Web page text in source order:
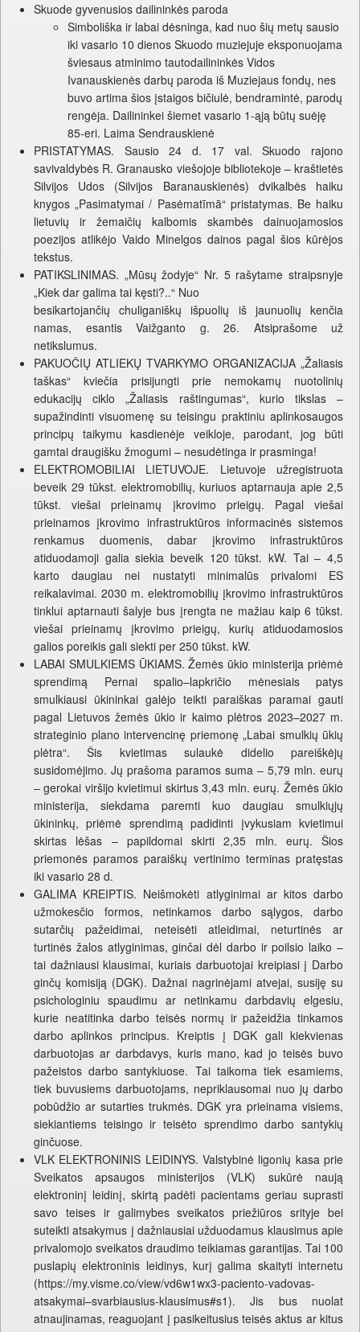
Skuode gyvenusios dailininkės paroda
Simboliška ir labai dėsninga, kad nuo šių metų sausio
iki vasario 10 dienos Skuodo muziejuje eksponuojama
šviesaus atminimo tautodailininkės Vidos
Ivanauskienės darbų paroda iš Muziejaus fondų, nes
buvo artima šios įstaigos bičiulė, bendramintė, parodų
rengėja. Dailininkei šiemet vasario 1-ąją būtų suėję
85-eri. Laima Sendrauskienė
PRISTATYMAS. Sausio 24 d. 17 val. Skuodo rajono
savivaldybės R. Granausko viešojoje bibliotekoje – kraštietės
Silvijos Udos (Silvijos Baranauskienės) dvikalbės haiku
knygos „Pasimatymai / Pasėmatīmā“ pristatymas. Be haiku
lietuvių ir žemaičių kalbomis skambės dainuojamosios
poezijos atlikėjo Vaido Minelgos dainos pagal šios kūrėjos
tekstus.
PATIKSLINIMAS. „Mūsų žodyje“ Nr. 5 rašytame straipsnyje
„Kiek dar galima tai kęsti?..“ Nuo
besikartojančių chuliganiškų išpuolių iš jaunuolių kenčia
namas, esantis Vaižganto g. 26. Atsiprašome už
netikslumus.
PAKUOČIŲ ATLIEKŲ TVARKYMO ORGANIZACIJA „Žaliasis
taškas“ kviečia prisijungti prie nemokamų nuotolinių
edukacijų ciklo „Žaliasis raštingumas“, kurio tikslas –
supažindinti visuomenę su teisingu praktiniu aplinkosaugos
principų taikymu kasdienėje veikloje, parodant, jog būti
gamtai draugišku žmogumi – nesudėtinga ir prasminga!
ELEKTROMOBILIAI LIETUVOJE. Lietuvoje užregistruota
beveik 29 tūkst. elektromobilių, kuriuos aptarnauja apie 2,5
tūkst. viešai prieinamų įkrovimo prieigų. Pagal viešai
prieinamos įkrovimo infrastruktūros informacinės sistemos
renkamus duomenis, dabar įkrovimo infrastruktūros
atiduodamoji galia siekia beveik 120 tūkst. kW. Tai – 4,5
karto daugiau nei nustatyti minimalūs privalomi ES
reikalavimai. 2030 m. elektromobilių įkrovimo infrastruktūros
tinklui aptarnauti šalyje bus įrengta ne mažiau kaip 6 tūkst.
viešai prieinamų įkrovimo prieigų, kurių atiduodamosios
galios poreikis gali siekti per 250 tūkst. kW.
LABAI SMULKIEMS ŪKIAMS. Žemės ūkio ministerija priėmė
sprendimą Pernai spalio–lapkričio mėnesiais patys
smulkiausi ūkininkai galėjo teikti paraiškas paramai gauti
pagal Lietuvos žemės ūkio ir kaimo plėtros 2023–2027 m.
strateginio plano intervencinę priemonę „Labai smulkių ūkių
plėtra“. Šis kvietimas sulaukė didelio pareiškėjų
susidomėjimo. Jų prašoma paramos suma – 5,79 mln. eurų
– gerokai viršijo kvietimui skirtus 3,43 mln. eurų. Žemės ūkio
ministerija, siekdama paremti kuo daugiau smulkiųjų
ūkininkų, priėmė sprendimą padidinti įvykusiam kvietimui
skirtas lėšas – papildomai skirti 2,35 mln. eurų. Šios
priemonės paramos paraiškų vertinimo terminas pratęstas
iki vasario 28 d.
GALIMA KREIPTIS. Neišmokėti atlyginimai ar kitos darbo
užmokesčio formos, netinkamos darbo sąlygos, darbo
sutarčių pažeidimai, neteisėti atleidimai, neturtinės ar
turtinės žalos atlyginimas, ginčai dėl darbo ir poilsio laiko –
tai dažniausi klausimai, kuriais darbuotojai kreipiasi į Darbo
ginčų komisiją (DGK). Dažnai nagrinėjami atvejai, susiję su
psichologiniu spaudimu ar netinkamu darbdavių elgesiu,
kurie neatitinka darbo teisės normų ir pažeidžia tinkamos
darbo aplinkos principus. Kreiptis į DGK gali kiekvienas
darbuotojas ar darbdavys, kuris mano, kad jo teisės buvo
pažeistos darbo santykiuose. Tai taikoma tiek esamiems,
tiek buvusiems darbuotojams, nepriklausomai nuo jų darbo
pobūdžio ar sutarties trukmės. DGK yra prieinama visiems,
siekiantiems teisingo ir teisėto sprendimo darbo santykių
ginčuose.
VLK ELEKTRONINIS LEIDINYS. Valstybinė ligonių kasa prie
Sveikatos apsaugos ministerijos (VLK) sukūrė naują
elektroninį leidinį, skirtą padėti pacientams geriau suprasti
savo teises ir galimybes sveikatos priežiūros srityje bei
suteikti atsakymus į dažniausiai užduodamus klausimus apie
privalomojo sveikatos draudimo teikiamas garantijas. Tai 100
puslapių elektroninis leidinys, kurį galima skaityti internetu
(https://my.visme.co/view/vd6w1wx3-paciento-vadovas-
atsakymai–svarbiausius-klausimus#s1). Jis bus nuolat
atnaujinamas, reaguojant į pasikeitusius teisės aktus ar kitus